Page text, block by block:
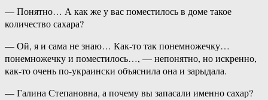
— Понятно… А как же у вас поместилось в доме такое
количество сахара?
— Ой, я и сама не знаю… Как-то так понемножечку…
понемножечку и поместилось…, — непонятно, но искренно,
как-то очень по-украински объяснила она и зарыдала.
— Галина Степановна, а почему вы запасали именно сахар?